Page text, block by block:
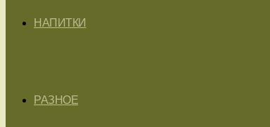
НАПИТКИ
РАЗНОЕ